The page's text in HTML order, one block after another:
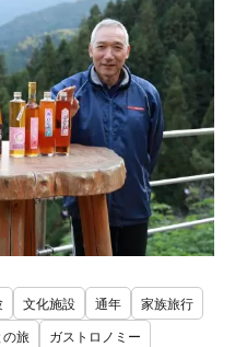
文化施設 通年
家族旅行
旅
ガストロノミー